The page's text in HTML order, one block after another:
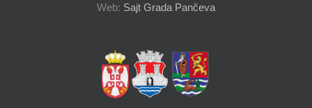
Web: Sajt Grada Pančeva